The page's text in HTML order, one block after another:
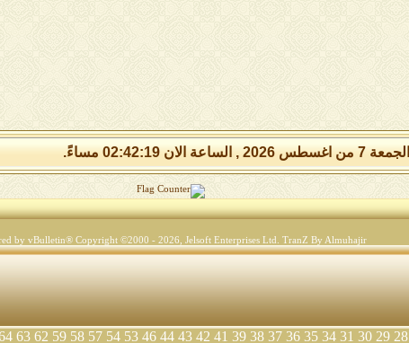
الجمعة 7 من اغسطس 2026 , الساعة الان 02:42:19 مساءً.
by vBulletin® Copyright ©2000 - 2026, Jelsoft Enterprises Ltd. TranZ By Almuhajir
28
29
30
31
34
35
36
37
38
39
41
42
43
44
46
53
54
57
58
59
62
63